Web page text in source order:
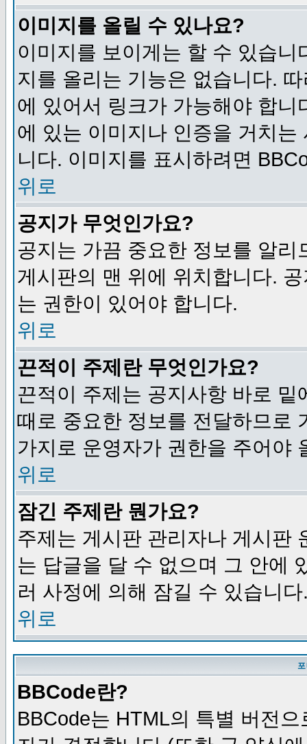
이미지를 올릴 수 있나요?
이미지를 보이게는 할 수 있습
지를 올리는 기능은 없습니다.
에 있어서 링크가 가능해야 합
에 있는 이미지나 인증을 거치
니다. 이미지를 표시하려면
위로
공지가 무엇인가요?
공지는 가끔 중요한 정보를 알
게시판의 맨 위에 위치합니다.
는 권한이 있어야 합니다.
위로
끈적이 주제란 무엇인가요?
끈적이 주제는 공지사항 바로
때로 중요한 정보를 전달하므로
가지로 운영자가 권한을 주어야
위로
잠긴 주제란 뭔가요?
주제는 게시판 관리자나 게시판
는 답글을 달 수 없으며 그 안에
러 사정에 의해 잠길 수 있습니다
위로
BBCode란?
BBCode는 HTML의 특별 버전